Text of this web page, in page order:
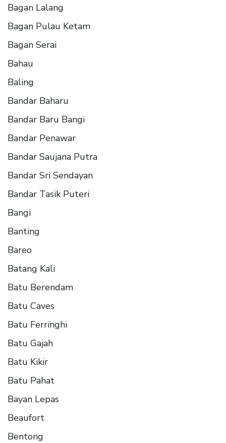
Bagan Lalang
Bagan Pulau Ketam
Bagan Serai
Bahau
Baling
Bandar Baharu
Bandar Baru Bangi
Bandar Penawar
Bandar Saujana Putra
Bandar Sri Sendayan
Bandar Tasik Puteri
Bangi
Banting
Bareo
Batang Kali
Batu Berendam
Batu Caves
Batu Ferringhi
Batu Gajah
Batu Kikir
Batu Pahat
Bayan Lepas
Beaufort
Bentong